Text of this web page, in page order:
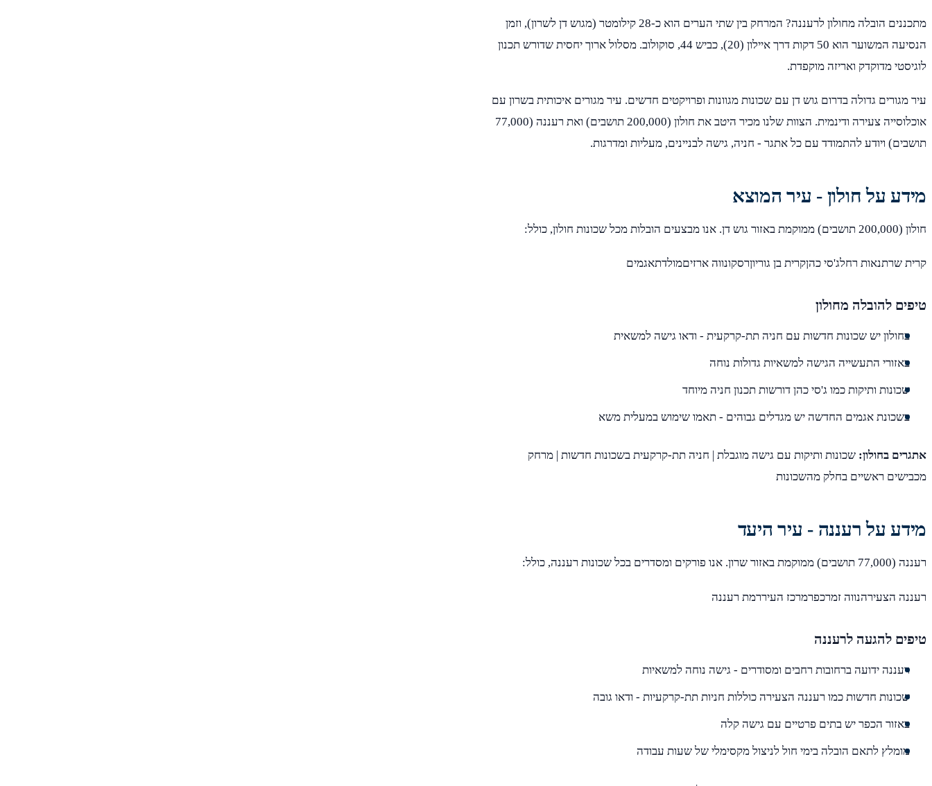
מתכננים הובלה מחולון לרעננה? המרחק בין שתי הערים הוא כ-28 קילומטר (מגוש דן לשרון), וזמן
הנסיעה המשוער הוא 50 דקות דרך איילון (20), כביש 44, סוקולוב. מסלול ארוך יחסית שדורש תכנון
לוגיסטי מדוקדק ואריזה מוקפדת.
עיר מגורים גדולה בדרום גוש דן עם שכונות מגוונות ופרויקטים חדשים. עיר מגורים איכותית בשרון עם
אוכלוסייה צעירה ודינמית. הצוות שלנו מכיר היטב את חולון (200,000 תושבים) ואת רעננה (77,000
תושבים) ויודע להתמודד עם כל אתגר - חניה, גישה לבניינים, מעליות ומדרגות.
מידע על חולון - עיר המוצא
חולון (200,000 תושבים) ממוקמת באזור גוש דן. אנו מבצעים הובלות מכל שכונות חולון, כולל:
קרית שרתנאות רחלג'סי כהןקרית בן גוריוןרסקונווה ארזיםמולדתאגמים
טיפים להובלה מחולון
בחולון יש שכונות חדשות עם חניה תת-קרקעית - ודאו גישה למשאית
באזורי התעשייה הגישה למשאיות גדולות נוחה
שכונות ותיקות כמו ג'סי כהן דורשות תכנון חניה מיוחד
בשכונת אגמים החדשה יש מגדלים גבוהים - תאמו שימוש במעלית משא
אתגרים בחולון: שכונות ותיקות עם גישה מוגבלת | חניה תת-קרקעית בשכונות חדשות | מרחק
מכבישים ראשיים בחלק מהשכונות
מידע על רעננה - עיר היעד
רעננה (77,000 תושבים) ממוקמת באזור שרון. אנו פורקים ומסדרים בכל שכונות רעננה, כולל:
רעננה הצעירהנווה זמרכפרמרכז העיררמת רעננה
טיפים להגעה לרעננה
רעננה ידועה ברחובות רחבים ומסודרים - גישה נוחה למשאיות
שכונות חדשות כמו רעננה הצעירה כוללות חניות תת-קרקעיות - ודאו גובה
באזור הכפר יש בתים פרטיים עם גישה קלה
מומלץ לתאם הובלה בימי חול לניצול מקסימלי של שעות עבודה